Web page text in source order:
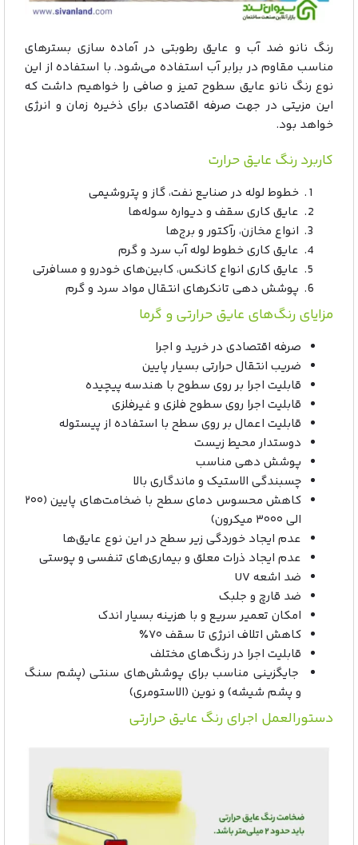
رنگ نانو ضد آب و عایق رطوبتی در آماده سازی بسترهای
مناسب مقاوم در برابر آب استفاده می‌شود. با استفاده از این
نوع رنگ نانو عایق سطوح تمیز و صافی را خواهیم داشت که
این مزیتی در جهت صرفه اقتصادی برای ذخیره زمان و انرژی
خواهد بود.
کاربرد رنگ عایق حرارت
خطوط لوله در صنایع نفت، گاز و پتروشیمی
عایق کاری سقف و دیواره سوله‌ها
انواع مخازن، رآکتور و برج‌ها
عایق کاری خطوط لوله آب سرد و گرم
عایق کاری انواع کانکس، کابین‌های خودرو و مسافرتی
پوشش دهی تانکرهای انتقال مواد سرد و گرم
مزایای رنگ‌های عایق حرارتی و گرما
صرفه اقتصادی در خرید و اجرا
ضریب انتقال حرارتی بسیار پایین
قابلیت اجرا بر روی سطوح با هندسه پیچیده
قابلیت اجرا روی سطوح فلزی و غیرفلزی
قابلیت اعمال بر روی سطح با استفاده از پیستوله
دوستدار محیط زیست
پوشش دهی مناسب
چسبندگی الاستیک و ماندگاری بالا
کاهش محسوس دمای سطح با ضخامت‌های پایین (۲۰۰
الی ۳۰۰۰ میکرون)
عدم ایجاد خوردگی زیر سطح در این نوع عایق‌ها
عدم ایجاد ذرات معلق و بیماری‌های تنفسی و پوستی
ضد اشعه UV
ضد قارچ و جلبک
امکان تعمیر سریع و با هزینه بسیار اندک
کاهش اتلاف انرژی تا سقف ۷۰٪
قابلیت اجرا در رنگ‌های مختلف
جایگزینی مناسب برای پوشش‌های سنتی (پشم سنگ
و پشم شیشه) و نوین (الاستومری)
دستورالعمل اجرای رنگ‌ عایق حرارتی